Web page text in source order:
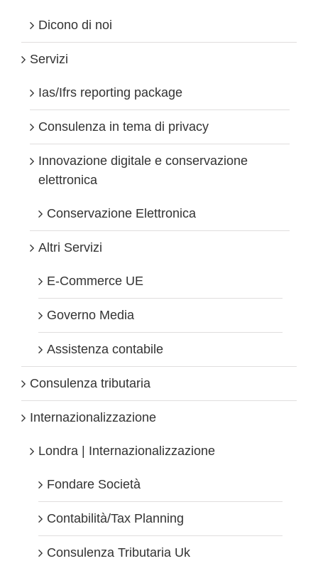
Dicono di noi
Servizi
Ias/Ifrs reporting package
Consulenza in tema di privacy
Innovazione digitale e conservazione
elettronica
Conservazione Elettronica
Altri Servizi
E-Commerce UE
Governo Media
Assistenza contabile
Consulenza tributaria
Internazionalizzazione
Londra | Internazionalizzazione
Fondare Società
Contabilità/Tax Planning
Consulenza Tributaria Uk